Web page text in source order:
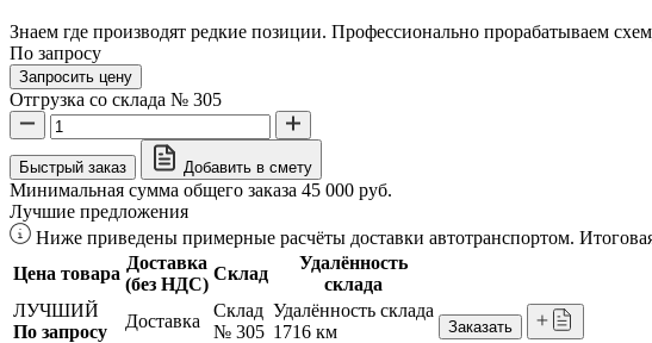
Знаем где производят редкие позиции. Профессионально прорабатываем
По запросу
Запросить цену
Отгрузка со склада № 305
Быстрый заказ Добавить в смету
Минимальная сумма общего заказа 45 000 руб.
Лучшие предложения
Ниже приведены примерные расчёты доставки автотранспортом.
Цена товара
Доставка
(без НДС)
Склад
Удалённость
склада
ЛУЧШИЙ
По запросу
Доставка
Склад
№ 305
Удалённость склада
1716 км
Заказать